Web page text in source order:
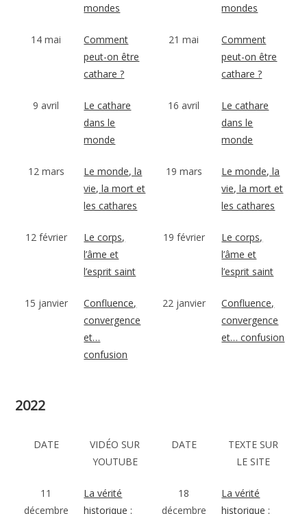
mondes
mondes
14 mai
Comment
peut-on être
cathare ?
21 mai
Comment
peut-on être
cathare ?
9 avril
Le cathare
dans le
monde
16 avril
Le cathare
dans le
monde
12 mars
Le monde, la
vie, la mort et
les cathares
19 mars
Le monde, la
vie, la mort et
les cathares
12 février
Le corps,
l’âme et
l’esprit saint
19 février
Le corps,
l’âme et
l’esprit saint
15 janvier
Confluence,
convergence
et…
confusion
22 janvier
Confluence,
convergence
et… confusion
2022
DATE
VIDÉO SUR
YOUTUBE
DATE
TEXTE SUR
LE SITE
11
décembre
La vérité
historique :
18
décembre
La vérité
historique :